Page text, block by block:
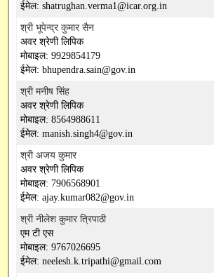
ईमेल: shatrughan.verma1@icar.org.in
श्री भूपेन्द्र कुमार सैन
अवर श्रेणी लिपिक
मोबाइल: 9929854179
ईमेल: bhupendra.sain@gov.in
श्री मनीष सिंह
अवर श्रेणी लिपिक
मोबाइल: 8564988611
ईमेल: manish.singh4@gov.in
श्री अजय कुमार
अवर श्रेणी लिपिक
मोबाइल: 7906568901
ईमेल: ajay.kumar082@gov.in
श्री नीलेश कुमार त्रिपाठी
एम टी एस
मोबाइल: 9767026695
ईमेल: neelesh.k.tripathi@gmail.com